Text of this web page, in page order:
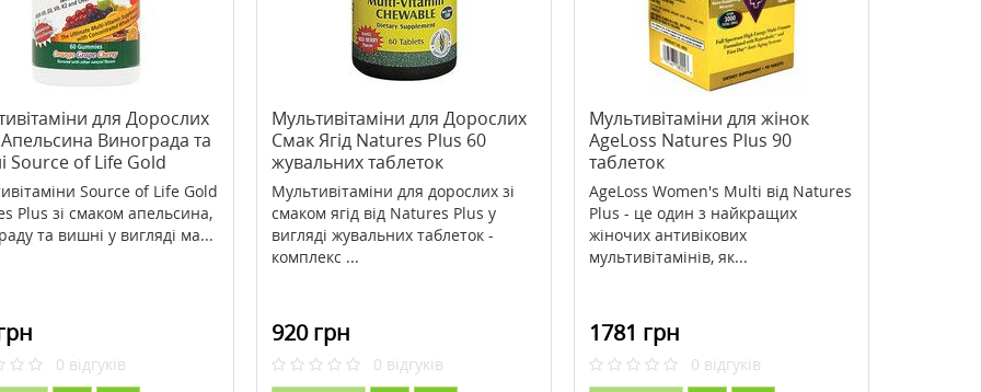
для Дорослих
Винограда та
Source of Life Gold
Plus 60 жувальних
Source of Life Gold
Plus зі смаком апельсина,
та вишні у вигляді ма...
0 відгуків
Мультивітаміни для Дорослих
Смак Ягід Natures Plus 60
жувальних таблеток
Мультивітаміни для дорослих зі
смаком ягід від Natures Plus у
вигляді жувальних таблеток -
комплекс ...
920 грн
0 відгуків
Мультивітаміни для жінок
AgeLoss Natures Plus 90
таблеток
AgeLoss Women's Multi від Natures
Plus - це один з найкращих
жіночих антивікових
мультивітамінів, як...
1781 грн
0 відгуків